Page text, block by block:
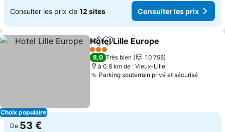
Consulter les prix de 12 sites Consulter les prix
Choix populaire
PartagerAjouter à mes favoris
Hotel Lille Europe
3 Étoiles
8,0 Très bien
10 758
à 0.8 km de : Vieux-Lille
Parking souterrain privé et sécurisé
De 53 €